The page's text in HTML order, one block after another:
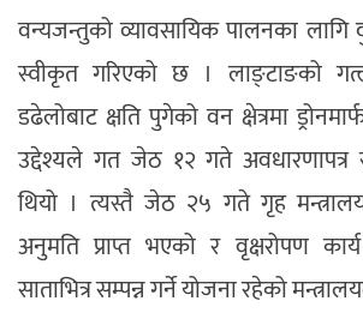
वन्यजन्तुको व्यावसायिक पालनका
स्वीकृत गरिएको छ । लाङ्टाङको
डढेलोबाट क्षति पुगेको वन क्षेत्रमा
उद्देश्यले गत जेठ १२ गते अवधारणापत्र
थियो । त्यस्तै जेठ २५ गते गृह
अनुमति प्राप्त भएको र वृक्षरोपण
साताभित्र सम्पन्न गर्ने योजना रहेको